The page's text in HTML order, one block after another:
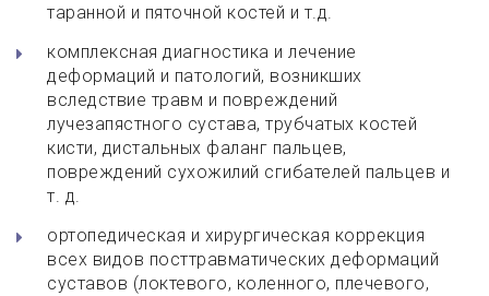
таранной и пяточной костей и т.д.
комплексная диагностика и лечение
деформаций и патологий, возникших
вследствие травм и повреждений
лучезапястного сустава, трубчатых костей
кисти, дистальных фаланг пальцев,
повреждений сухожилий сгибателей пальцев и
т. д.
ортопедическая и хирургическая коррекция
всех видов посттравматических деформаций
суставов (локтевого, коленного, плечевого,